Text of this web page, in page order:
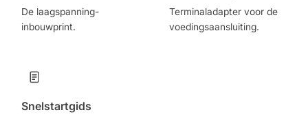
De laagspanning-
inbouwprint.
Terminaladapter voor de
voedingsaansluiting.
Snelstartgids